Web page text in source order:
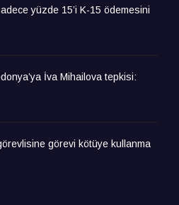
yüzde 15’i K-15 ödemesini
İva Mihailova tepkisi:
görevi kötüye kullanma